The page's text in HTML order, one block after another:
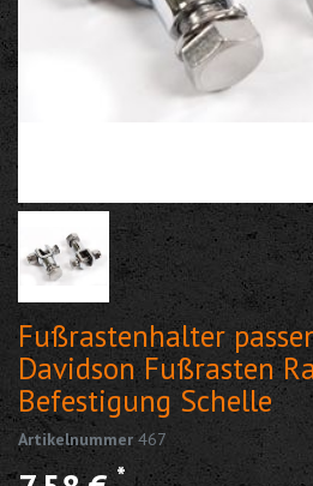
Fußrastenhalter
Davidson Fußrasten
Befestigung Schelle
Artikelnummer467
*